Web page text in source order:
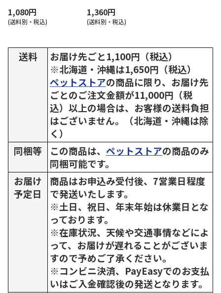
1,080円
(送料別・税込)
1,360円
(送料別・税込)
送料
お届け先ごと1,100円（税込）
※北海道・沖縄は1,650円（税込）
ペットストアの商品に限り、お届け先
ごとのご注文金額が11,000円（税
込）以上の場合は、お客様の送料負担
はございません。（北海道・沖縄は除
く）
同梱等
この商品は、 ペットストアの商品のみ
同梱可能です。
お届け
予定日
商品はお申込み受付後、7営業日程度
で発送いたします。
※土日、祝日、年末年始は休業日とな
っております。
※在庫状況、天候や交通事情などによ
って、お届けが遅れることがございま
すので予めご了承ください。
※コンビニ決済、PayEasyでのお支払
いはご入金確認後の発送となります。